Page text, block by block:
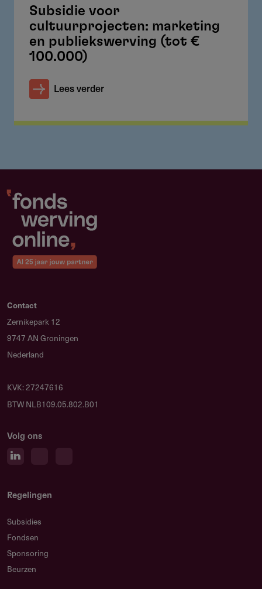
Subsidie voor
cultuurprojecten: marketing
en publiekswerving (tot €
100.000)
Lees verder
Contact
Zernikepark 12
9747 AN Groningen
Nederland
KVK: 27247616
BTW NLB109.05.802.B01
Volg ons
Regelingen
Subsidies
Fondsen
Sponsoring
Beurzen